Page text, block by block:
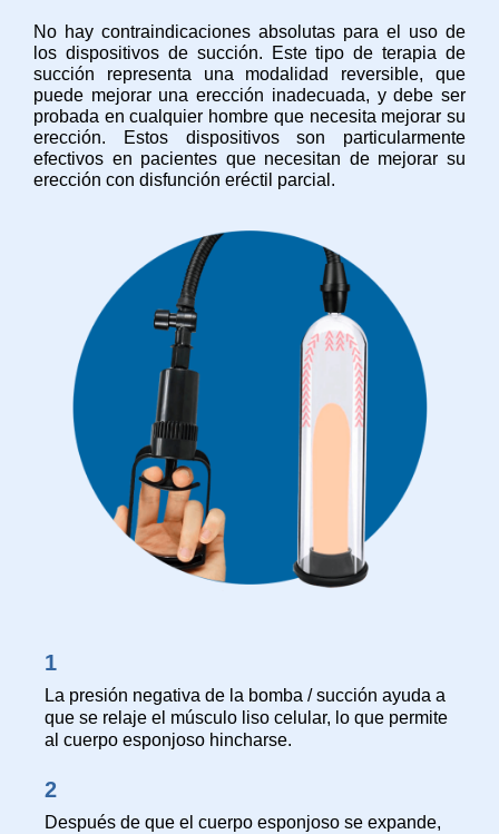
No hay contraindicaciones absolutas para el uso de
los dispositivos de succión. Este tipo de terapia de
succión representa una modalidad reversible, que
puede mejorar una erección inadecuada, y debe ser
probada en cualquier hombre que necesita mejorar su
erección. Estos dispositivos son particularmente
efectivos en pacientes que necesitan de mejorar su
erección con disfunción eréctil parcial.
1
La presión negativa de la bomba / succión ayuda a
que se relaje el músculo liso celular, lo que permite
al cuerpo esponjoso hincharse.
2
Después de que el cuerpo esponjoso se expande,